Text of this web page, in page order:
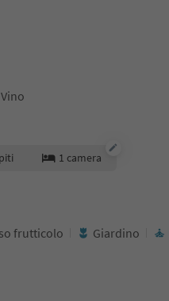
1 camera
frutticolo Giardino